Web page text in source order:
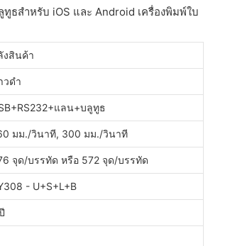
ธสำหรับ iOS และ Android เครื่องพิมพ์ใบ
งสินค้า
วดำ
แลน+บลูทูธ
มม./วินาที, 300 มม./วินาที
จุด/บรรทัด หรือ 572 จุด/บรรทัด
- U+S+L+B